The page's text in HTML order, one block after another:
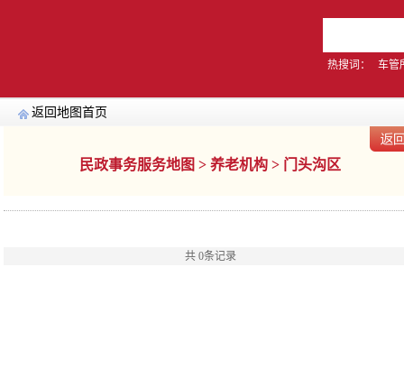
热搜词： 车管
返回地图首页
民政事务服务地图 > 养老机构 > 门头沟区
共 0条记录